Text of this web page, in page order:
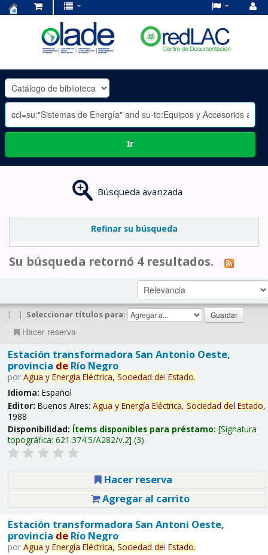
OLADE
-
Ir
Búsqueda avanzada
Refinar su búsqueda
Su búsqueda retornó 4 resultados.
| | Seleccionar títulos para:
Hacer reserva
Estación transformadora San Antonio Oeste,
provincia deRío Negro
por Agua y Energía Eléctrica, Sociedad del Estado.
Idioma: Español
Editor: Buenos Aires: Agua y Energía Eléctrica, Sociedad del Estado,
1988
Disponibilidad: Ítems disponibles para préstamo: Signatura
topográfica: 621.374.5/A282/v.2 (3).
Hacer reserva
Agregar al carrito
Estación transformadora San Antoni Oeste,
provincia deRío Negro
por Agua y Energía Eléctrica, Sociedad del Estado.